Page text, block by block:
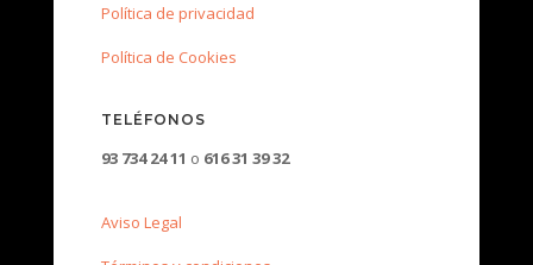
Política de privacidad
Política de Cookies
TELÉFONOS
93 734 24 11 o 616 31 39 32
Aviso Legal